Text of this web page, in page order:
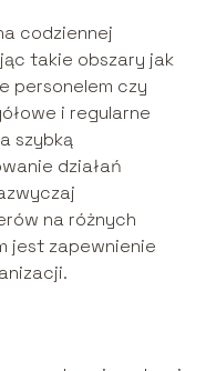
codziennej
takie obszary jak
personelem czy
i regularne
szybką
działań
na różnych
jest zapewnienie